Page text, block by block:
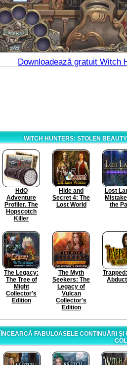
Downloadează gratuit Witch
WITCH HUNTERS: STOLEN
HdO
Adventure
Profiler. The
Hopscotch
Killer
Hide and
Secret 4: The
Lost World
Lost
the
The Legacy:
The Tree of
Might
Collector's
Edition
The Myth
Seekers: The
Legacy of
Vulcan
Collector's
Edition
ÎNCEARCĂ FABULOASELE CONTINUĂRI